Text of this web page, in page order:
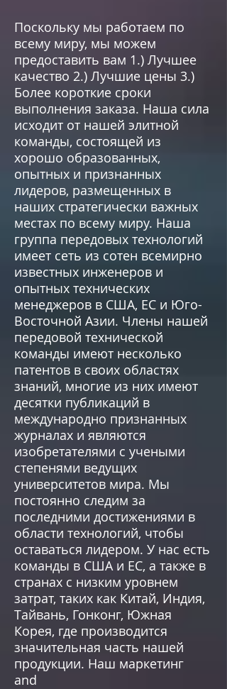
Поскольку мы работаем по
всему миру, мы можем
предоставить вам 1.) Лучшее
качество 2.) Лучшие цены 3.)
Более короткие сроки
выполнения заказа. Наша сила
исходит от нашей элитной
команды, состоящей из
хорошо образованных,
опытных и признанных
лидеров, размещенных в
наших стратегически важных
местах по всему миру. Наша
группа передовых технологий
имеет сеть из сотен всемирно
известных инженеров и
опытных технических
менеджеров в США, ЕС и Юго-
Восточной Азии. Члены нашей
передовой технической
команды имеют несколько
патентов в своих областях
знаний, многие из них имеют
десятки публикаций в
международно признанных
журналах и являются
изобретателями с учеными
степенями ведущих
университетов мира. Мы
постоянно следим за
последними достижениями в
области технологий, чтобы
оставаться лидером. У нас есть
команды в США и ЕС, а также в
странах с низким уровнем
затрат, таких как Китай, Индия,
Тайвань, Гонконг, Южная
Корея, где производится
значительная часть нашей
продукции. Наш маркетинг
and